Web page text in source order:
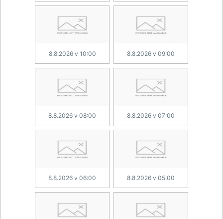
8.8.2026 v 10:00 8.8.2026 v 09:00
8.8.2026 v 08:00 8.8.2026 v 07:00
8.8.2026 v 06:00 8.8.2026 v 05:00